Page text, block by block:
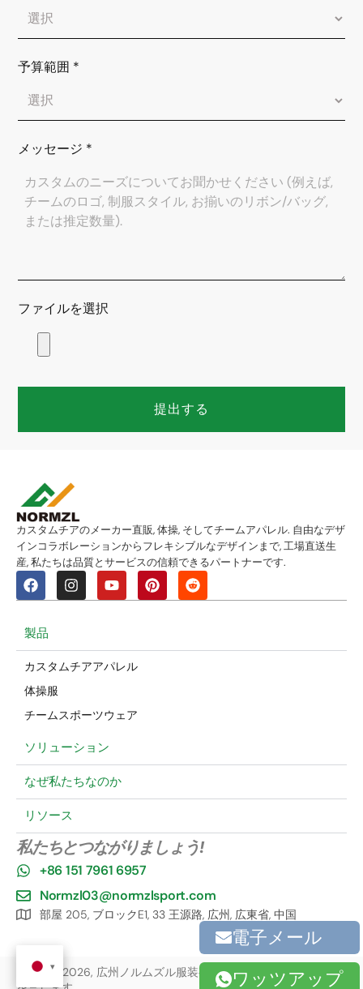
予算範囲 *
メッセージ *
ファイルを選択
提出する
カスタムチアのメーカー直販, 体操, そしてチームアパレル. 自由なデザ
インコラボレーションからフレキシブルなデザインまで, 工場直送生
産, 私たちは品質とサービスの信頼できるパートナーです.
製品
カスタムチアアパレル
体操服
チームスポーツウェア
ソリューション
なぜ私たちなのか
リソース
私たちとつながりましょう!
+86 151 7961 6957
Normzl03@normzlsport.com
部屋 205, ブロックE1, 33 王源路, 広州, 広東省, 中国
著作権 ©2026, 広州ノルムズル服装有限公司, 株式会社. 無断転載
電子メール
ワッツアップ